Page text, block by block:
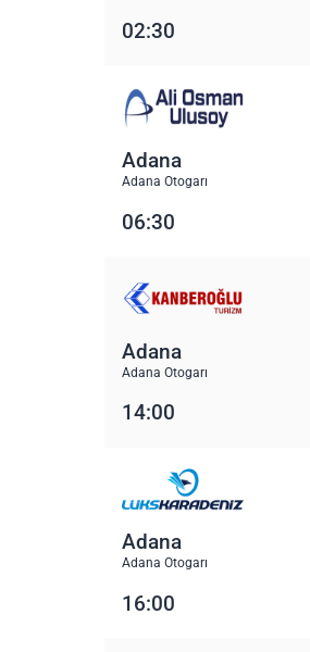
02:30
Adana
Adana Otogarı
06:30
Adana
Adana Otogarı
14:00
Adana
Adana Otogarı
16:00